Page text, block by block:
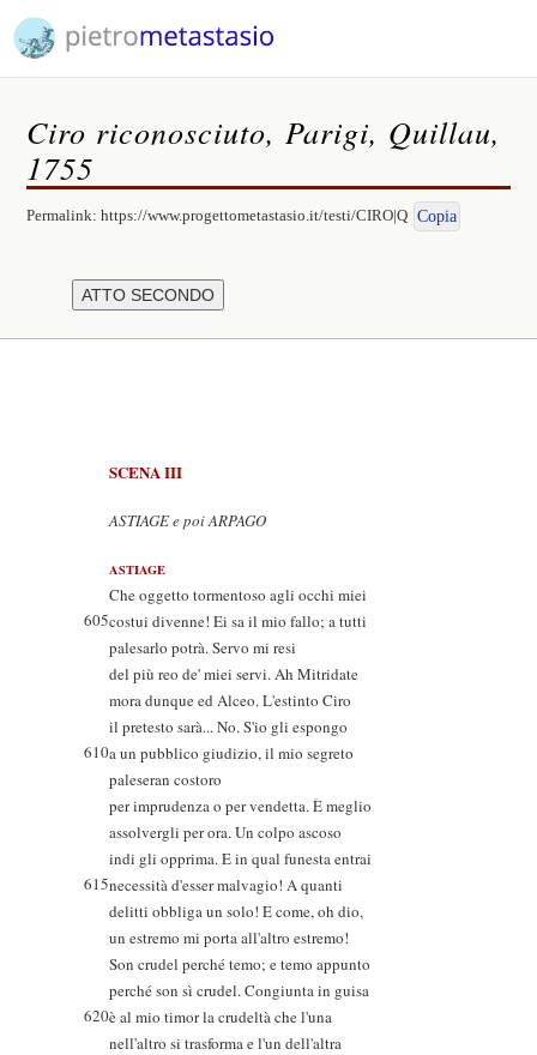
Ciro riconosciuto, Parigi, Quillau,
1755
Permalink:https://www.progettometastasio.it/testi/CIRO|Q Copia
SCENA III
ASTIAGE e poi ARPAGO
ASTIAGE
Che oggetto tormentoso agli occhi miei
605costui divenne! Ei sa il mio fallo; a tutti
palesarlo potrà. Servo mi resi
del più reo de' miei servi. Ah Mitridate
mora dunque ed Alceo. L'estinto Ciro
il pretesto sarà... No. S'io gli espongo
610a un pubblico giudizio, il mio segreto
paleseran costoro
per imprudenza o per vendetta. È meglio
assolvergli per ora. Un colpo ascoso
indi gli opprima. E in qual funesta entrai
615necessità d'esser malvagio! A quanti
delitti obbliga un solo! E come, oh dio,
un estremo mi porta all'altro estremo!
Son crudel perché temo; e temo appunto
perché son sì crudel. Congiunta in guisa
620è al mio timor la crudeltà che l'una
nell'altro si trasforma e l'un dell'altra